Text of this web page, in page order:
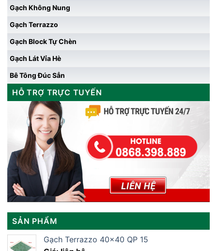
Gạch Không Nung
Gạch Terrazzo
Gạch Block Tự Chèn
Gạch Lát Vỉa Hè
Bê Tông Đúc Sẳn
HỖ TRỢ TRỰC TUYẾN
SẢN PHẨM
Gạch Terrazzo 40×40 QP 15